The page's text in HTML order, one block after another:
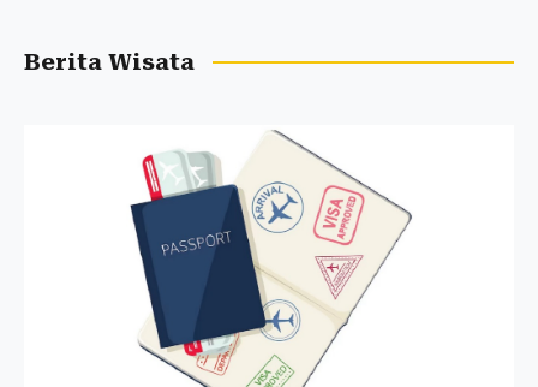
Berita Wisata